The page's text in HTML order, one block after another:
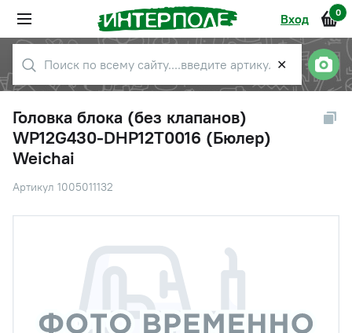
Вход 0
✕
Головка блока (без клапанов)
WP12G430-DHP12T0016 (Бюлер)
Weichai
Артикул 1005011132